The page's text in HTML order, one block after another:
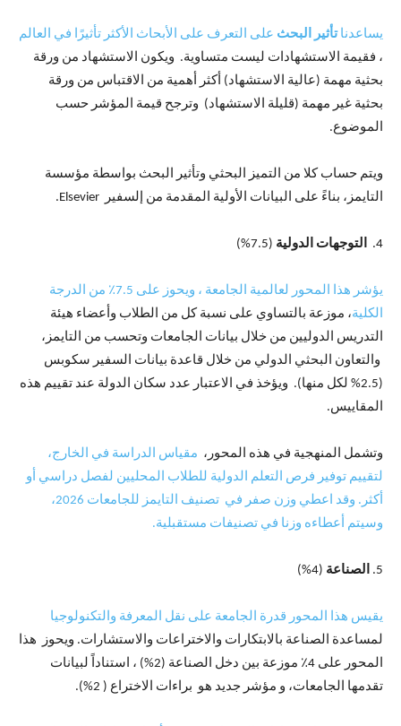
يساعدناتأثير البحث على التعرف على الأبحاث الأكثر تأثيرًا في العالم
، فقيمة الاستشهادات ليست متساوية. ويكون الاستشهاد من ورقة
بحثية مهمة (عالية الاستشهاد) أكثر أهمية من الاقتباس من ورقة
بحثية غير مهمة (قليلة الاستشهاد) وترجح قيمة المؤشر حسب
الموضوع.
ويتم حساب كلا من التميز البحثي وتأثير البحث بواسطة مؤسسة
التايمز، بناءً على البيانات الأولية المقدمة من إلسفير Elsevier.
4. التوجهات الدولية (7.5%)
يؤشر هذا المحور لعالمية الجامعة ، ويحوز على 7.5٪ من الدرجة
الكلية، موزعة بالتساوي على نسبة كل من الطلاب وأعضاء هيئة
التدريس الدوليين من خلال بيانات الجامعات وتحسب من التايمز،
والتعاون البحثي الدولي من خلال قاعدة بيانات السفير سكوبس
(2.5% لكل منها). ويؤخذ في الاعتبار عدد سكان الدولة عند تقييم هذه
المقاييس.
وتشمل المنهجية في هذه المحور، مقياس الدراسة في الخارج،
لتقييم توفير فرص التعلم الدولية للطلاب المحليين لفصل دراسي أو
أكثر. وقد اعطي وزن صفر في تصنيف التايمز للجامعات 2026،
وسيتم أعطاءه وزنا في تصنيفات مستقبلية.
5. الصناعة (4%)
يقيس هذا المحور قدرة الجامعة على نقل المعرفة والتكنولوجيا
لمساعدة الصناعة بالابتكارات والاختراعات والاستشارات. ويحوز هذا
المحور على 4٪ موزعة بين دخل الصناعة (2%) ، استناداً لبيانات
تقدمها الجامعات، و مؤشر جديد هو براءات الاختراع ( 2%).